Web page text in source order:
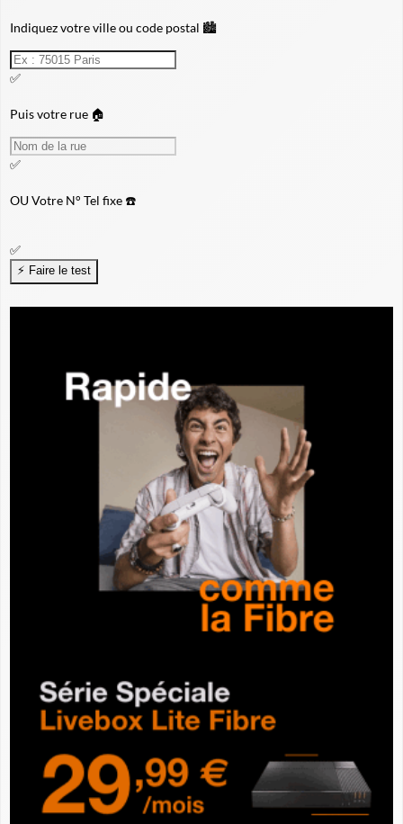
Indiquez votre ville ou code postal 🏙️
✅
Puis votre rue 🏠
✅
OUVotre N° Tel fixe ☎️
✅